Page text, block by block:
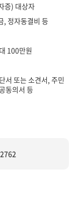
증) 대상자
, 정자동결비 등
100만원
서 또는 소견서, 주민
동의서 등